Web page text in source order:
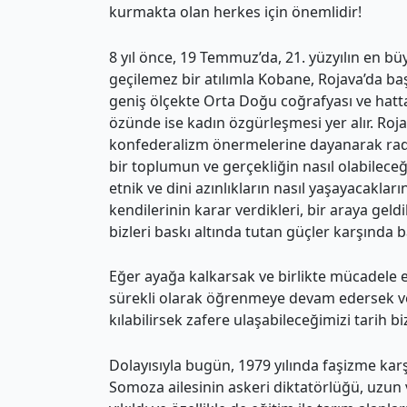
kurmakta olan herkes için önemlidir!
8 yıl önce, 19 Temmuz’da, 21. yüzyılın
geçilemez bir atılımla Kobane, Rojava’da
geniş ölçekte Orta Doğu coğrafyası ve
özünde ise kadın özgürleşmesi yer alır.
konfederalizm önermelerine dayanarak
bir toplumun ve gerçekliğin nasıl
etnik ve dini azınlıkların nasıl
kendilerinin karar verdikleri, bir araya
bizleri baskı altında tutan güçler karşında
Eğer ayağa kalkarsak ve birlikte mücadele
sürekli olarak öğrenmeye devam edersek
kılabilirsek zafere ulaşabileceğimizi tarih
Dolayısıyla bugün, 1979 yılında faşizme
Somoza ailesinin askeri diktatörlüğü, uzun